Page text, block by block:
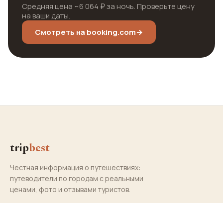
Средняя цена ~6 064 ₽ за ночь. Проверьте цену
на ваши даты.
Смотреть на booking.com→
tripbest
Честная информация о путешествиях:
путеводители по городам с реальными
ценами, фото и отзывами туристов.